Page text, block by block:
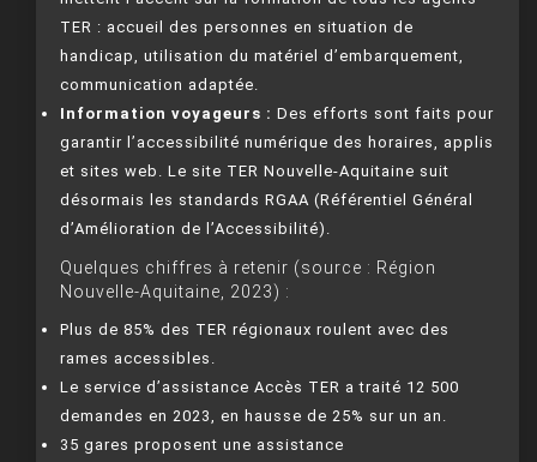
TER : accueil des personnes en situation de
handicap, utilisation du matériel d’embarquement,
communication adaptée.
Information voyageurs : Des efforts sont faits pour
garantir l’accessibilité numérique des horaires, applis
et sites web. Le site TER Nouvelle-Aquitaine suit
désormais les standards RGAA (Référentiel Général
d’Amélioration de l’Accessibilité).
Quelques chiffres à retenir (source : Région
Nouvelle-Aquitaine, 2023) :
Plus de 85% des TER régionaux roulent avec des
rames accessibles.
Le service d’assistance Accès TER a traité 12 500
demandes en 2023, en hausse de 25% sur un an.
35 gares proposent une assistance